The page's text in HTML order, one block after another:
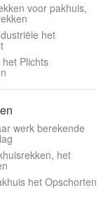
voor pakhuis,
het
Plichts
werk berekende
het
het Opschorten